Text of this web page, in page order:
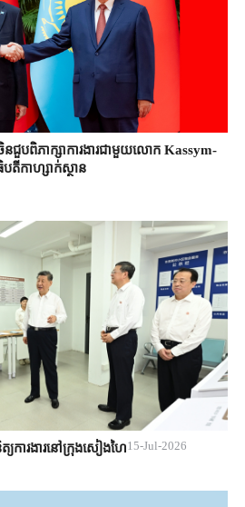
ជួបពិភាក្សា​ការងារជាមួយ​លោក Kassym-
តី​កាហ្សាក់ស្ថាន​
ការងារនៅក្រុងសៀងហៃ15-Jul-2026